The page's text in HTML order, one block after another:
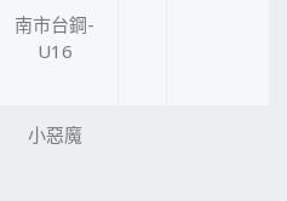
南市台鋼-
U16
小惡魔